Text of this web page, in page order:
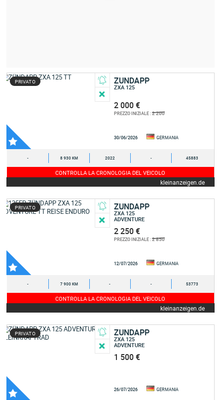
PRIVATO ZUNDAPP
ZXA 125
2 000 €
PREZZO INIZIALE :2 200
30/06/2026 GERMANIA
- 8 930 KM 2022 - 45883
CONTROLLA LA CRONOLOGIA DEL VEICOLO
kleinanzeigen.de
PRIVATO ZUNDAPP
ZXA 125
ADVENTURE
2 250 €
PREZZO INIZIALE :2 850
12/07/2026 GERMANIA
- 7 900 KM - - 53773
CONTROLLA LA CRONOLOGIA DEL VEICOLO
kleinanzeigen.de
PRIVATO ZUNDAPP
ZXA 125
ADVENTURE
1 500 €
26/07/2026 GERMANIA